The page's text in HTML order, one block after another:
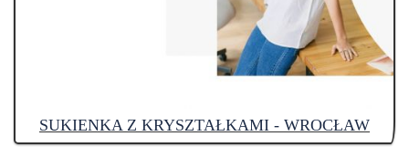
SUKIENKA Z KRYSZTAŁKAMI - WROCŁAW